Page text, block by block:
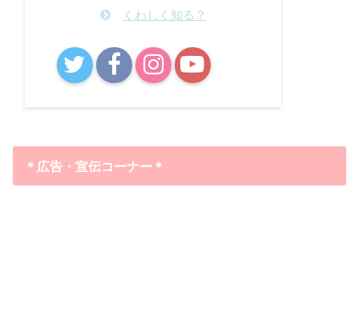
くわしく知る？
＊広告・宣伝コーナー＊